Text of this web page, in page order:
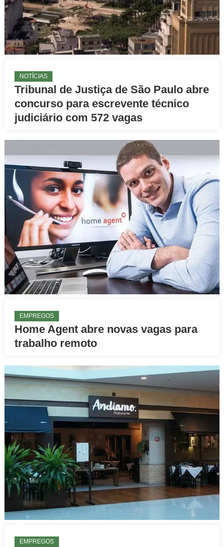
NOTÍCIAS
Tribunal de Justiça de São Paulo abre
concurso para escrevente técnico
judiciário com 572 vagas
EMPREGOS
Home Agent abre novas vagas para
trabalho remoto
EMPREGOS